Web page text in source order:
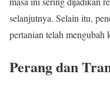
selanjutnya. Selain itu,
pertanian telah mengubah
Perang dan